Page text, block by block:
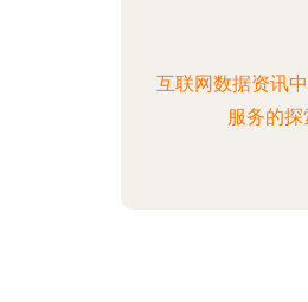
互联网数据资讯
服务的